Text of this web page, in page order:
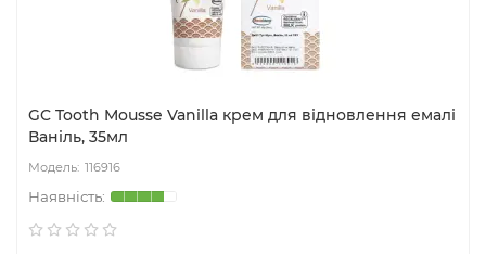
GC Tooth Mousse Vanilla крем для відновлення емалі
Ваніль, 35мл
116916